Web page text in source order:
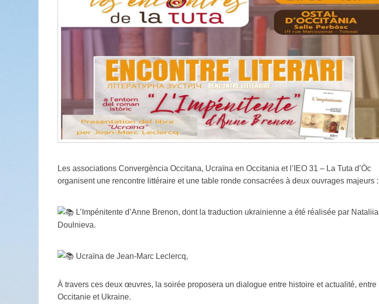
Les associations Convergència Occitana, Ucraïna en Occitania et l’IEO 31 – La Tuta d’Òc
organisent une rencontre littéraire et une table ronde consacrées à deux ouvrages majeurs :
L’Impénitente d’Anne Brenon, dont la traduction ukrainienne a été réalisée par Nataliia
Doulnieva.
Ucraïna de Jean-Marc Leclercq,
À travers ces deux œuvres, la soirée proposera un dialogue entre histoire et actualité, entre
Occitanie et Ukraine.